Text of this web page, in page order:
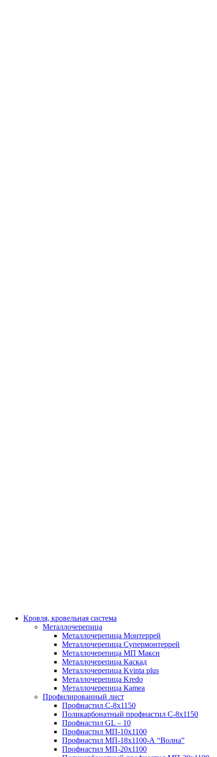
Кровля, кровельная система
Металлочерепица
Металлочерепица Монтеррей
Металлочерепица Супермонтеррей
Металлочерепица МП Макси
Металлочерепица Каскад
Металлочерепица Kvinta plus
Металлочерепица Kredo
Металлочерепица Каmеа
Профилированный лист
Профнастил С-8х1150
Поликарбонатный профнастил С-8х1150
Профнастил GL – 10
Профнастил МП-10х1100
Профнастил МП-18х1100-А “Волна”
Профнастил МП-20х1100